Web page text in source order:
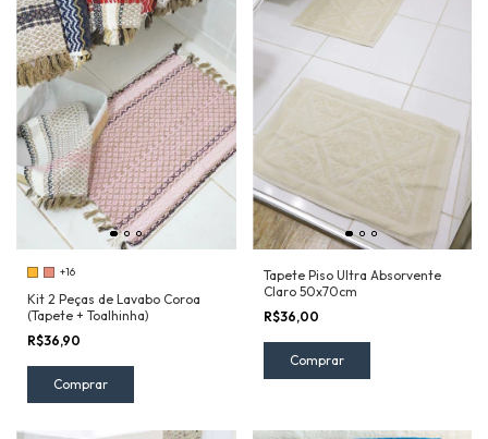
+16
Kit 2 Peças de Lavabo Coroa
(Tapete + Toalhinha)
R$36,90
Comprar
Tapete Piso Ultra Absorvente
Claro 50x70cm
R$36,00